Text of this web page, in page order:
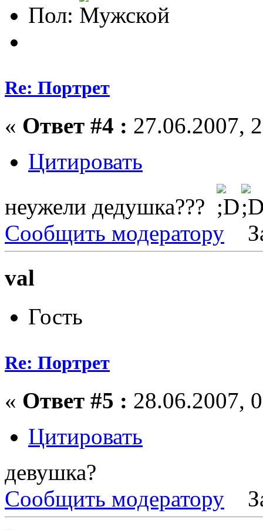
Пол:
Re: Портрет
« Ответ #4 : 27.06.2007,
Цитировать
неужели дедушка???
Сообщить модератору
val
Гость
Re: Портрет
« Ответ #5 : 28.06.2007,
Цитировать
девушка?
Сообщить модератору